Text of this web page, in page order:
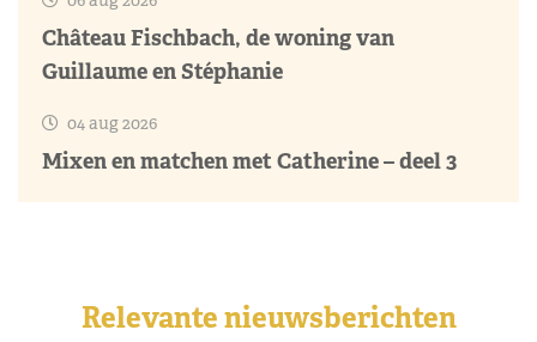
Château Fischbach, de woning van
Guillaume en Stéphanie
04 aug 2026
Mixen en matchen met Catherine – deel 3
Relevante nieuwsberichten